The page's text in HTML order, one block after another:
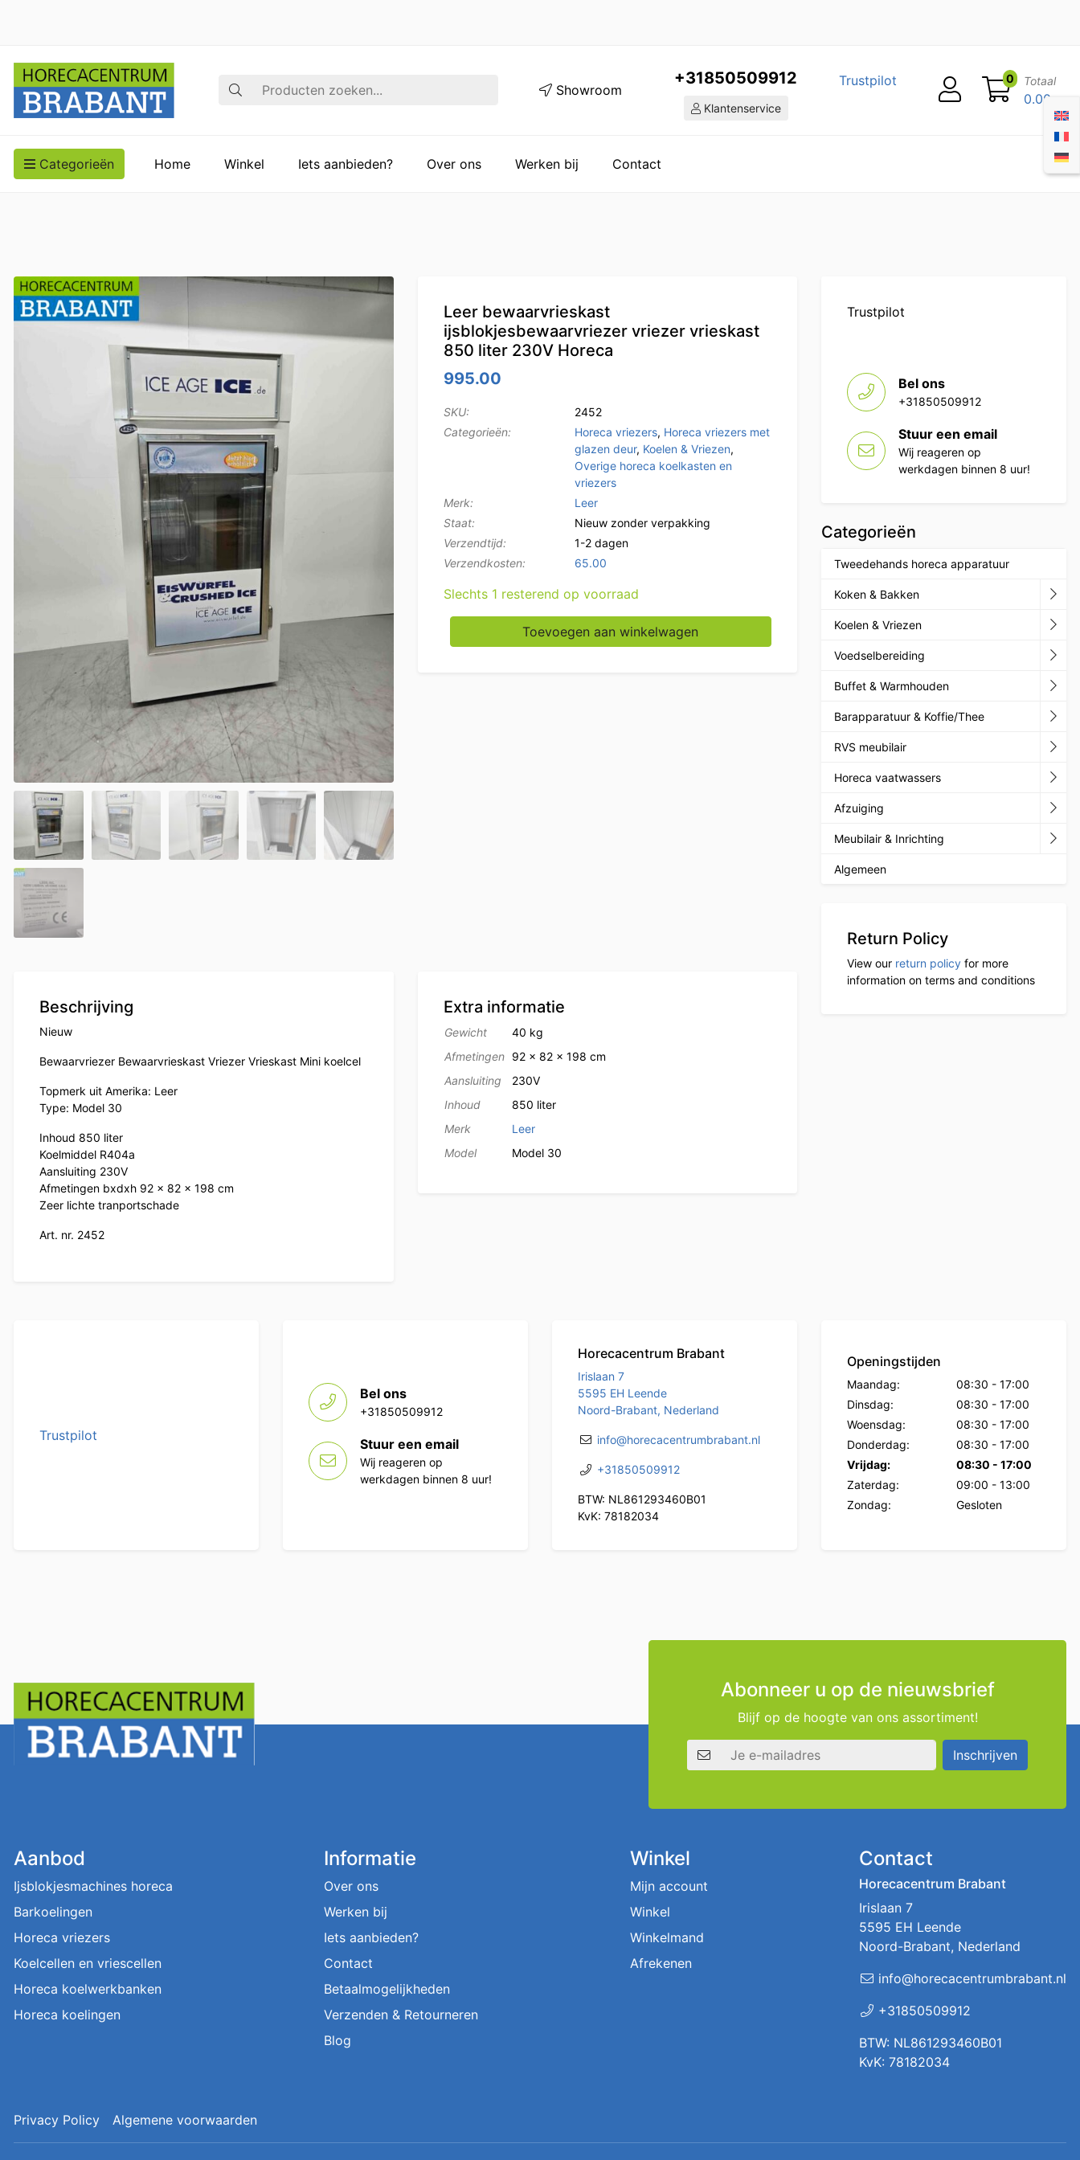
Zoek op Showroom
+31850509912
Klantenservice
Trustpilot 0 Totaal
0.00
Categorieën Home Winkel Iets aanbieden? Over ons Werken bij Contact
Leer bewaarvrieskast
ijsblokjesbewaarvriezer vriezer vrieskast
850 liter 230V Horeca
995.00
SKU:
2452
Categorieën:
Horeca vriezers, Horeca vriezers met
glazen deur, Koelen & Vriezen,
Overige horeca koelkasten en
vriezers
Merk:
Leer
Staat:
Nieuw zonder verpakking
Verzendtijd:
1-2 dagen
Verzendkosten:
65.00
Slechts 1 resterend op voorraad
Leer bewaarvrieskast ijsblokjesbewaarvriezer vriezer vrieskast 850 liter 230V Horeca aantal
Toevoegen aan winkelwagen
Beschrijving
Nieuw
Bewaarvriezer Bewaarvrieskast Vriezer Vrieskast Mini koelcel
Topmerk uit Amerika: Leer
Type: Model 30
Inhoud 850 liter
Koelmiddel R404a
Aansluiting 230V
Afmetingen bxdxh 92 x 82 x 198 cm
Zeer lichte tranportschade
Art. nr. 2452
Extra informatie
Gewicht
40 kg
Afmetingen
92 × 82 × 198 cm
Aansluiting
230V
Inhoud
850 liter
Merk
Leer
Model
Model 30
Trustpilot
Bel ons
+31850509912
Stuur een email
Wij reageren op
werkdagen binnen 8 uur!
Categorieën
Tweedehands horeca apparatuur
Koken & Bakken
Koelen & Vriezen
Voedselbereiding
Buffet & Warmhouden
Barapparatuur & Koffie/Thee
RVS meubilair
Horeca vaatwassers
Afzuiging
Meubilair & Inrichting
Algemeen
Return Policy
View our return policy for more
information on terms and conditions
Trustpilot
Bel ons
+31850509912
Stuur een email
Wij reageren op
werkdagen binnen 8 uur!
Horecacentrum Brabant
Irislaan 7
5595 EH Leende
Noord-Brabant, Nederland
info@horecacentrumbrabant.nl
+31850509912
BTW: NL861293460B01
KvK: 78182034
Openingstijden
Maandag: 08:30 - 17:00
Dinsdag:
08:30 - 17:00
Woensdag:
08:30 - 17:00
Donderdag:
08:30 - 17:00
Vrijdag:
08:30 - 17:00
Zaterdag:
09:00 - 13:00
Zondag:
Gesloten
Abonneer u op de nieuwsbrief
Blijf op de hoogte van ons assortiment!
E-mailadres
Inschrijven
Aanbod
Ijsblokjesmachines horeca
Barkoelingen
Horeca vriezers
Koelcellen en vriescellen
Horeca koelwerkbanken
Horeca koelingen
Informatie
Over ons
Werken bij
Iets aanbieden?
Contact
Betaalmogelijkheden
Verzenden & Retourneren
Blog
Winkel
Mijn account
Winkel
Winkelmand
Afrekenen
Contact
Horecacentrum Brabant
Irislaan 7
5595 EH Leende
Noord-Brabant, Nederland
info@horecacentrumbrabant.nl
+31850509912
BTW: NL861293460B01
KvK: 78182034
Privacy Policy Algemene voorwaarden